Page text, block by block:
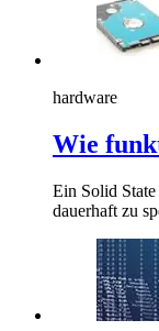
hardware
Wie
Ein Solid
dauerhaft zu